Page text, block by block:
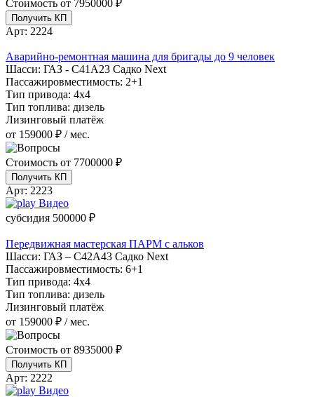
Стоимость от 7950000 ₽
Получить КП
Арт: 2224
Аварийно-ремонтная машина для бригады до 9 человек
Шасси: ГАЗ - С41А23 Садко Next
Пассажировместимость: 2+1
Тип привода: 4х4
Тип топлива: дизель
Лизинговый платёж
от 159000 ₽ / мес.
Стоимость от 7700000 ₽
Получить КП
Арт: 2223
Видео
субсидия 500000 ₽
Передвижная мастерская ПАРМ с альков
Шасси: ГАЗ – С42А43 Садко Next
Пассажировместимость: 6+1
Тип привода: 4х4
Тип топлива: дизель
Лизинговый платёж
от 159000 ₽ / мес.
Стоимость от 8935000 ₽
Получить КП
Арт: 2222
Видео